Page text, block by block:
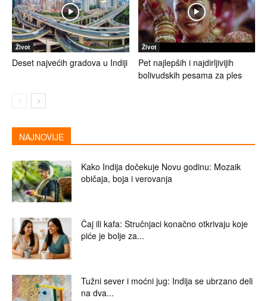
Život
Deset najvećih gradova u Indiji
Život
Pet najlepših i najdirljivijih
bolivudskih pesama za ples
NAJNOVIJE
Kako Indija dočekuje Novu godinu: Mozaik
običaja, boja i verovanja
Čaj ili kafa: Stručnjaci konačno otkrivaju koje
piće je bolje za...
Tužni sever i moćni jug: Indija se ubrzano deli
na dva...